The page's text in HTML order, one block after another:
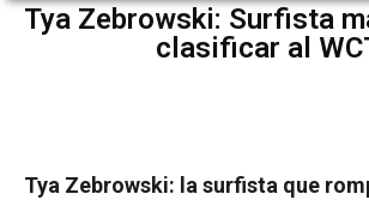
Tya Zebrowski: Surfista
clasificar al
Tya Zebrowski: la surfista que